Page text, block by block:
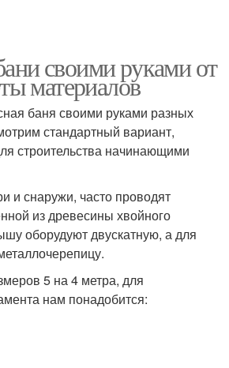
своими руками от
материалов
баня своими руками разных
стандартный вариант,
строительства начинающими
и снаружи, часто проводят
из древесины хвойного
оборудуют двускатную, а для
5 на 4 метра, для
нам понадобится: